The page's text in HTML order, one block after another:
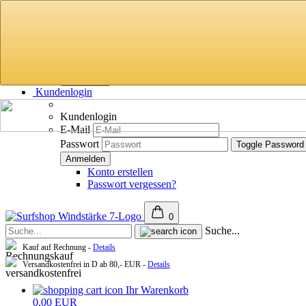
Kundenlogin
Kundenlogin
E-Mail
Passwort
Toggle
Konto erstellen
Passwort vergessen?
0
Suche...
Kauf auf Rechnung - Details
Versandkostenfrei in D ab 80,- EUR - Details
Ihr Warenkorb
0,00 EUR